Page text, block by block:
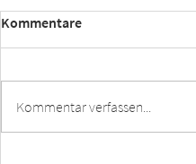
Kommentare
Kommentar verfassen...